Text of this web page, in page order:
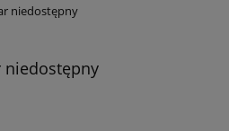
niedostępny
niedostępny